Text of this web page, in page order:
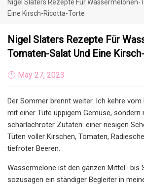
Nigel Slaters Rezepte Für Wassermelonen-
Eine Kirsch-Ricotta-Torte
Nigel Slaters Rezepte Für
Tomaten-Salat Und Eine
May 27, 2023
Der Sommer brennt weiter. Ich kehre
mit einer Tüte üppigem Gemüse, sondern
scharlachroter Zutaten: einer riesigen
Tüten voller Kirschen, Tomaten,
tiefroter Beeren.
Wassermelone ist den ganzen Mittel- bis
sozusagen ein ständiger Begleiter in